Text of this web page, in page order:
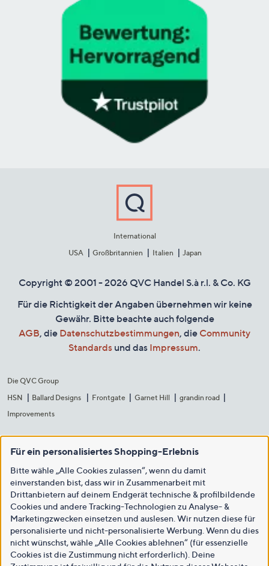
International
USA
Großbritannien Italien Japan
Copyright © 2001 - 2026 QVC Handel S.à r.l. & Co. KG
Für die Richtigkeit der Angaben übernehmen wir keine
Gewähr. Bitte beachte auch folgende
AGB, die Datenschutzbestimmungen, die Community
Standards und das Impressum.
Die QVC Group
HSN
Ballard Designs Frontgate Garnet Hill
grandin road
Improvements
Für ein personalisiertes Shopping-Erlebnis
Bitte wähle „Alle Cookies zulassen“, wenn du damit
einverstanden bist, dass wir in Zusammenarbeit mit
Drittanbietern auf deinem Endgerät technische & profilbildende
Cookies und andere Tracking-Technologien zu Analyse- &
Marketingzwecken einsetzen und auslesen. Wir nutzen diese für
personalisierte und nicht-personalisierte Werbung. Wenn du dies
nicht wünschst, wähle „Alle Cookies ablehnen“ (für essenzielle
Cookies ist die Zustimmung nicht erforderlich). Deine